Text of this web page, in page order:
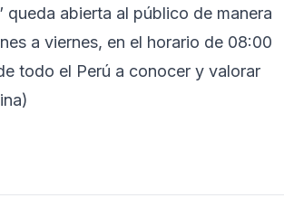
queda abierta al público de manera
a viernes, en el horario de 08:00
todo el Perú a conocer y valorar